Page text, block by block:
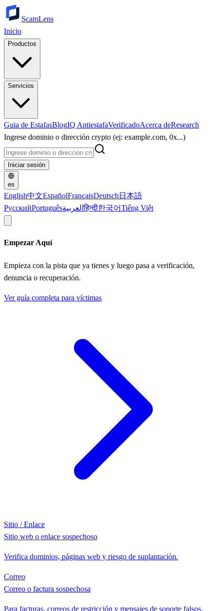
ScamLens
Inicio
Productos
Servicios
Guia de EstafasBlogIQ AntiestafaVerificadoAcerca deResearch
Ingrese dominio o dirección crypto (ej: example.com, 0x...)
Iniciar sesión
es
English中文EspañolFrançaisDeutsch 日本語
РусскийPortuguêsالعربيةहिन्दी한국어Tiếng Việt
Empezar Aquí
Empieza con la pista que ya tienes y luego pasa a verificación,
denuncia o recuperación.
Ver guía completa para víctimas
Sitio / Enlace
Sitio web o enlace sospechoso
Verifica dominios, páginas web y riesgo de suplantación.
Correo
Correo o factura sospechosa
Para facturas, correos de restricción y mensajes de soporte falsos.